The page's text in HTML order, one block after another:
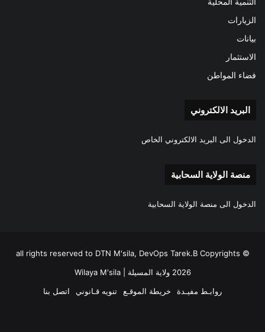
الزيارات
بيانات
الاستثمار
فضاء المواطن
البريد الالكتروني
الدخول الى البريد الالكتروني الخاص
منصة الولاية السحابية
الدخول الى منصة الولاية السحابية
all rights reserved to DTN M'sila, DevOps Tarek.B Copyrights ©
2026 ولاية المسيلة | Wilaya M'sila
روابـط مفيـدة
خريطة الموقـع تنويه قـانوني اتصل بنا